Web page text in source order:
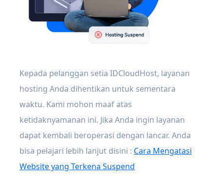
Kepada pelanggan setia IDCloudHost, layanan
hosting Anda dihentikan untuk sementara
waktu. Kami mohon maaf atas
ketidaknyamanan ini. Jika Anda ingin layanan
dapat kembali beroperasi dengan lancar. Anda
bisa pelajari lebih lanjut disini : Cara Mengatasi
Website yang Terkena Suspend